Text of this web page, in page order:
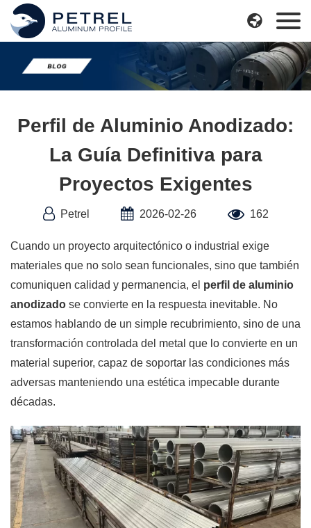
Skip
content

Perfil de Aluminio Anodizado:
La Guía Definitiva para
Proyectos Exigentes
Petrel 2026-02-26 162
Cuando un proyecto arquitectónico o industrial exige
materiales que no solo sean funcionales, sino que también
comuniquen calidad y permanencia, el perfil de aluminio
anodizado se convierte en la respuesta inevitable. No
estamos hablando de un simple recubrimiento, sino de una
transformación controlada del metal que lo convierte en un
material superior, capaz de soportar las condiciones más
adversas manteniendo una estética impecable durante
décadas.